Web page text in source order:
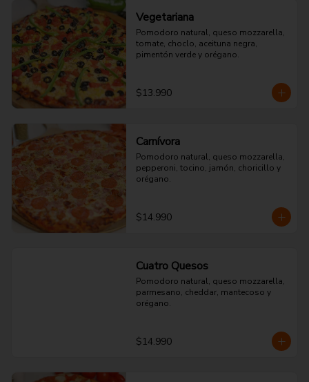
Vegetariana
Pomodoro natural, queso mozzarella,
tomate, choclo, aceituna negra,
pimentón verde y orégano.
$13.990
Carnívora
Pomodoro natural, queso mozzarella,
pepperoni, tocino, jamón, choricillo y
orégano.
$14.990
Cuatro Quesos
Pomodoro natural, queso mozzarella,
parmesano, cheddar, mantecoso y
orégano.
$14.990